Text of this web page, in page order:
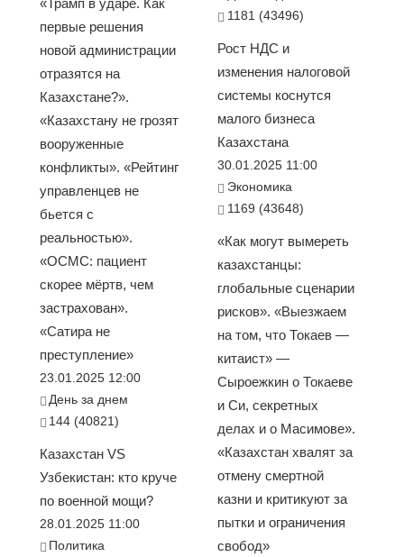
«Трамп в ударе. Как
первые решения
новой администрации
отразятся на
Казахстане?».
«Казахстану не грозят
вооруженные
конфликты». «Рейтинг
управленцев не
бьется с
реальностью».
«ОСМС: пациент
скорее мёртв, чем
застрахован».
«Сатира не
преступление»
23.01.2025 12:00
День за днем
144 (40821)
Казахстан VS
Узбекистан: кто круче
по военной мощи?
28.01.2025 11:00
Политика
1181 (43496)
Рост НДС и
изменения налоговой
системы коснутся
малого бизнеса
Казахстана
30.01.2025 11:00
Экономика
1169 (43648)
«Как могут вымереть
казахстанцы:
глобальные сценарии
рисков». «Выезжаем
на том, что Токаев —
китаист» —
Сыроежкин о Токаеве
и Си, секретных
делах и о Масимове».
«Казахстан хвалят за
отмену смертной
казни и критикуют за
пытки и ограничения
свобод»